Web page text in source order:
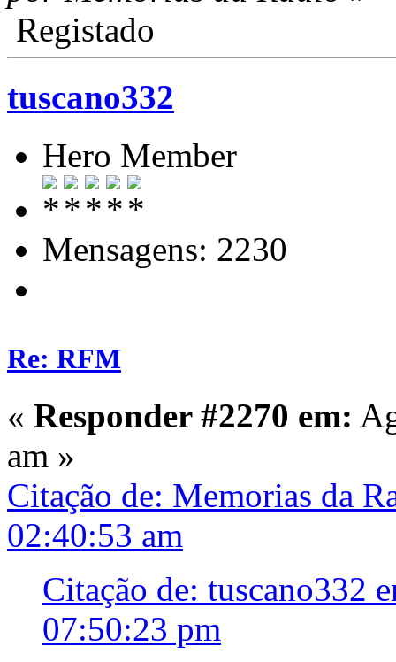
Registado
tuscano332
Hero Member
Mensagens: 2230
Re: RFM
« Responder #2270 em:
am »
Citação de: Memorias da
02:40:53 am
Citação de: tuscano332
07:50:23 pm